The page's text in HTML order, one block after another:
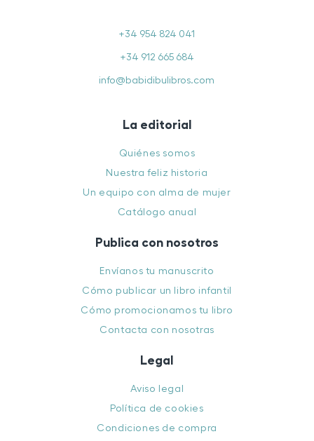
+34 954 824 041
+34 912 665 684
info@babidibulibros.com
La editorial
Quiénes somos
Nuestra feliz historia
Un equipo con alma de mujer
Catálogo anual
Publica con nosotros
Envíanos tu manuscrito
Cómo publicar un libro infantil
Cómo promocionamos tu libro
Contacta con nosotras
Legal
Aviso legal
Política de cookies
Condiciones de compra